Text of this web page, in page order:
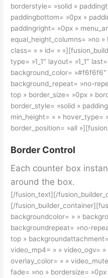
borderstyle= »solid »
paddingbottom= »0px »
paddingright= »0px »
equal_height_columns= »no
class= » » id= »
type= »1_1″ layout= »1_1″
background_color= »#f6f6f6″
background_repeat= »no-
top » border_size= »0px »
border_style= »solid »
min_height= » » hover_type=
border_position= »all
Border Control
Each counter box
around the box.
[/fusion_text][/
[/
backgroundcolor= » »
backgroundrepeat= »no-
top »
video_mp4= » » video_ogv=
overlay_color= » »
fade= »no » bordersize=